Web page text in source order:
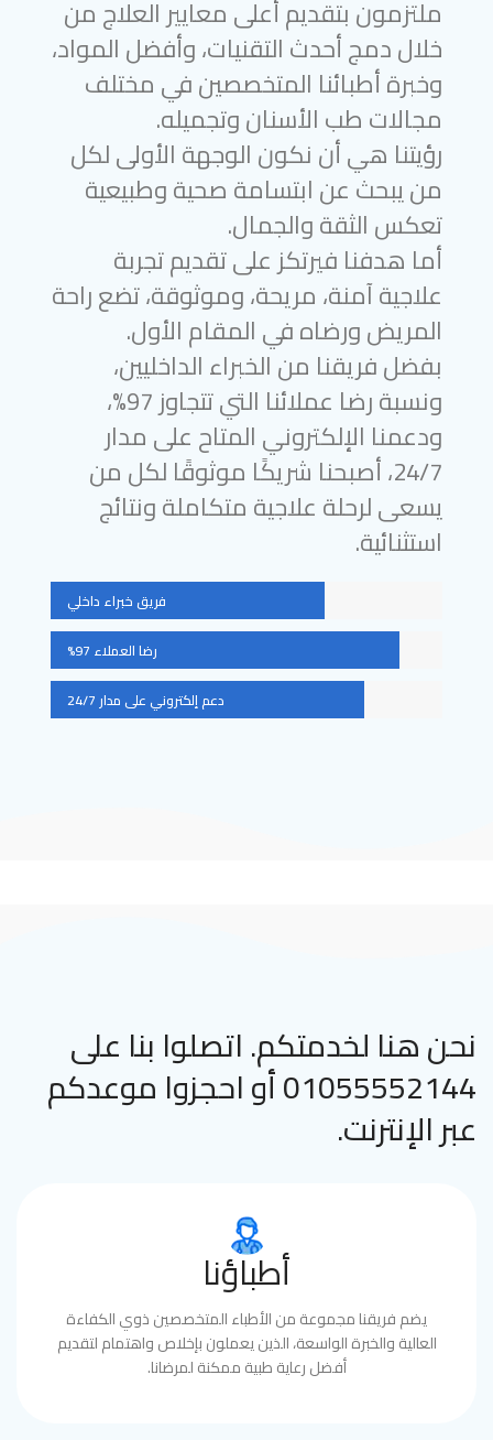
ملتزمون بتقديم أعلى معايير العلاج من
خلال دمج أحدث التقنيات، وأفضل المواد،
وخبرة أطبائنا المتخصصين في مختلف
مجالات طب الأسنان وتجميله.
رؤيتنا هي أن نكون الوجهة الأولى لكل
من يبحث عن ابتسامة صحية وطبيعية
تعكس الثقة والجمال.
أما هدفنا فيرتكز على تقديم تجربة
علاجية آمنة، مريحة، وموثوقة، تضع راحة
المريض ورضاه في المقام الأول.
بفضل فريقنا من الخبراء الداخليين،
ونسبة رضا عملائنا التي تتجاوز 97%،
ودعمنا الإلكتروني المتاح على مدار
24/7، أصبحنا شريكًا موثوقًا لكل من
يسعى لرحلة علاجية متكاملة ونتائج
استثنائية.
فريق خبراء داخلي
رضا العملاء 97%
دعم إلكتروني على مدار 24/7
نحن هنا لخدمتكم. اتصلوا بنا على
01055552144 أو احجزوا موعدكم
عبر الإنترنت.
أطباؤنا
يضم فريقنا مجموعة من الأطباء المتخصصين ذوي الكفاءة
العالية والخبرة الواسعة، الذين يعملون بإخلاص واهتمام لتقديم
أفضل رعاية طبية ممكنة لمرضانا.